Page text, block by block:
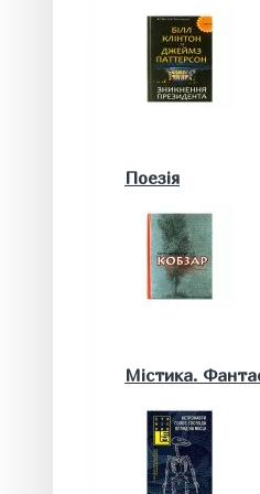
Математика.
Біологія
Географія. Геологія
Поезія
Містика.